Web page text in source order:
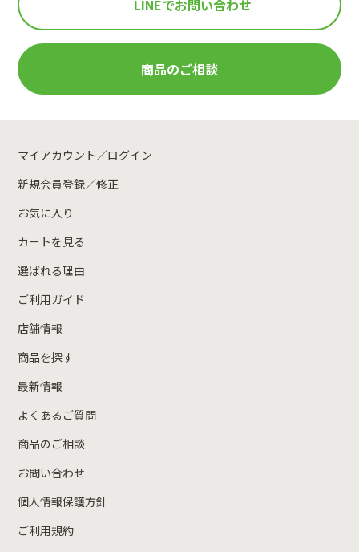
LINEでお問い合わせ
商品のご相談
マイアカウント／ログイン
新規会員登録／修正
お気に入り
カートを見る
選ばれる理由
ご利用ガイド
店舗情報
商品を探す
最新情報
よくあるご質問
商品のご相談
お問い合わせ
個人情報保護方針
ご利用規約